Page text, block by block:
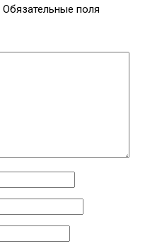
Обязательные поля